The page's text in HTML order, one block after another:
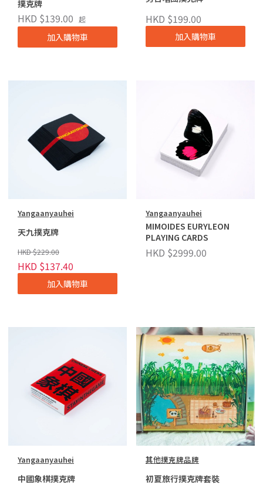
撲克牌
HKD $139.00 起
加入購物車
HKD $199.00
加入購物車
Yangaanyauhei
天九撲克牌
HKD $229.00
HKD $137.40
加入購物車
Yangaanyauhei
MIMOIDES EURYLEON
PLAYING CARDS
HKD $2999.00
Yangaanyauhei
中國象棋撲克牌
其他撲克牌品牌
初夏旅行撲克牌套裝